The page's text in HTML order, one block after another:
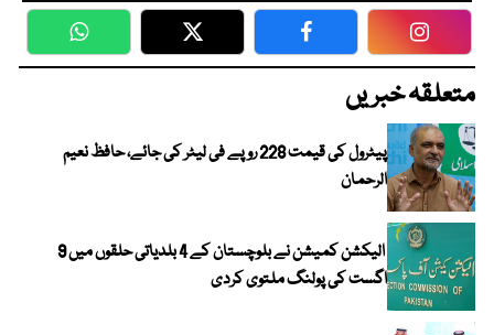
WhatsApp Twitter Facebook
متعلقہ خبریں
پیٹرول کی قیمت 228 روپے فی لیٹر کی جائے، حافظ نعیم
الرحمان
الیکشن کمیشن نے بلوچستان کے 4 بلدیاتی حلقوں میں 9
اگست کی پولنگ ملتوی کردی